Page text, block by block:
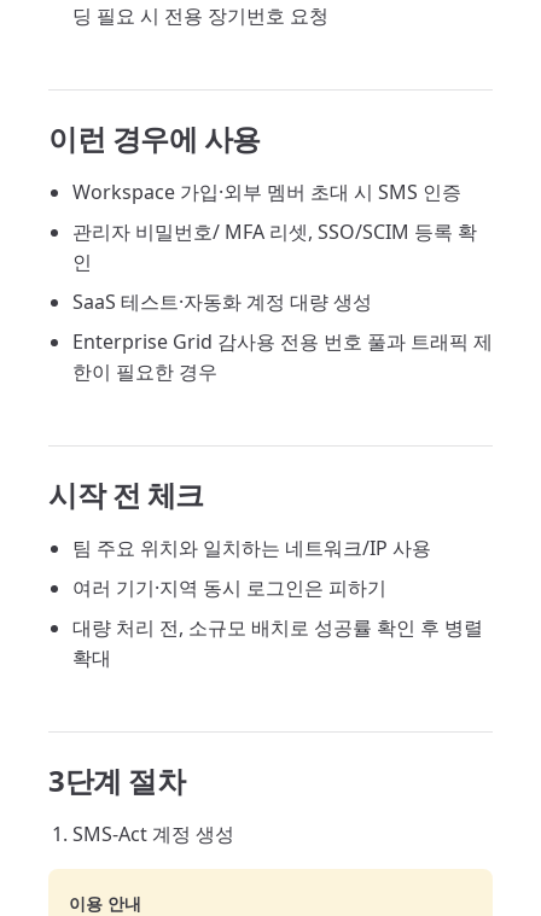
딩 필요 시 전용 장기번호 요청
이런 경우에 사용
Workspace 가입·외부 멤버 초대 시 SMS 인증
관리자 비밀번호/ MFA 리셋, SSO/SCIM 등록 확
인
SaaS 테스트·자동화 계정 대량 생성
Enterprise Grid 감사용 전용 번호 풀과 트래픽 제
한이 필요한 경우
시작 전 체크
팀 주요 위치와 일치하는 네트워크/IP 사용
여러 기기·지역 동시 로그인은 피하기
대량 처리 전, 소규모 배치로 성공률 확인 후 병렬
확대
3단계 절차
SMS-Act 계정 생성
이용 안내